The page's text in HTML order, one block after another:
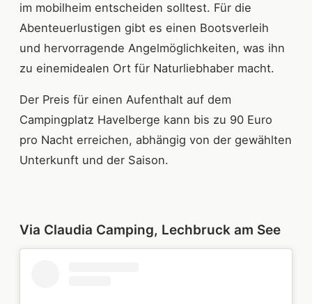
im mobilheim entscheiden solltest. Für die
Abenteuerlustigen gibt es einen Bootsverleih
und hervorragende Angelmöglichkeiten, was ihn
zu einemidealen Ort für Naturliebhaber macht.
Der Preis für einen Aufenthalt auf dem
Campingplatz Havelberge kann bis zu 90 Euro
pro Nacht erreichen, abhängig von der gewählten
Unterkunft und der Saison.
Via Claudia Camping, Lechbruck am See